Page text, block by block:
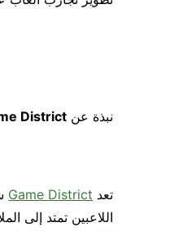
نبذة عن District
تعد Game District